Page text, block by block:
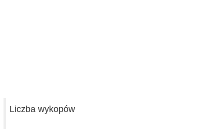
Liczba wykopów